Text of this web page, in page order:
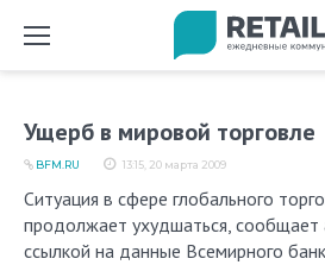
Ущерб в мировой торговле
13:15, 20 марта 2009
BFM.RU
Ситуация в сфере глобального торгового финансирования
продолжает ухудшаться, сообщает
ссылкой на данные Всемирного